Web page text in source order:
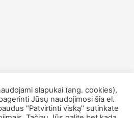
slapukai (ang. cookies),
Jūsų naudojimosi šia el.
"Patvirtinti viską" sutinkate